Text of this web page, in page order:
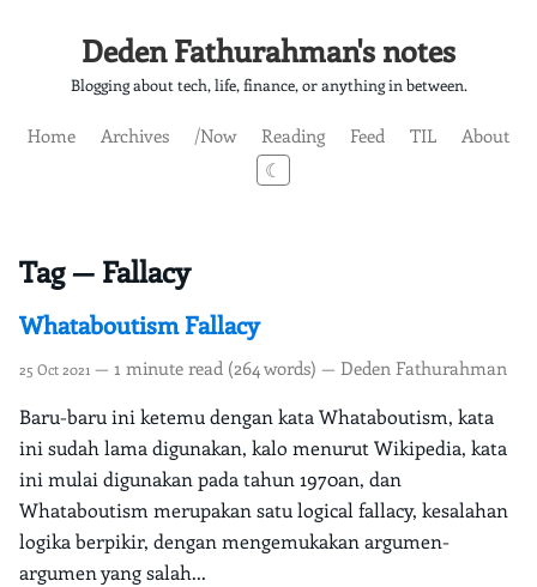
Deden Fathurahman's notes
Blogging about tech, life, finance, or anything in between.
Home Archives /Now Reading Feed TIL
About
☾
Tag — Fallacy
Whataboutism Fallacy
25 Oct 2021 — 1 minute read (264 words) — Deden Fathurahman
Baru-baru ini ketemu dengan kata Whataboutism, kata
ini sudah lama digunakan, kalo menurut Wikipedia, kata
ini mulai digunakan pada tahun 1970an, dan
Whataboutism merupakan satu logical fallacy, kesalahan
logika berpikir, dengan mengemukakan argumen-
argumen yang salah...